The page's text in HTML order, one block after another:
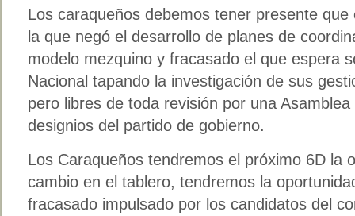
Los caraqueños debemos tener presente
la que negó el desarrollo de planes de
modelo mezquino y fracasado el que espera
Nacional tapando la investigación de sus
pero libres de toda revisión por una
designios del partido de gobierno.
Los Caraqueños tendremos el próximo 6D la
cambio en el tablero, tendremos la
fracasado impulsado por los candidatos del